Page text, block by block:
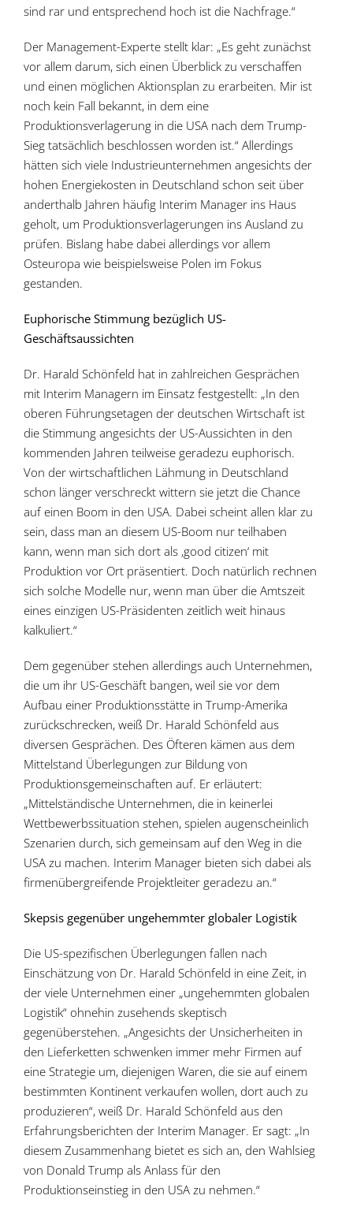
sind rar und entsprechend hoch ist die Nachfrage.“
Der Management-Experte stellt klar: „Es geht zunächst
vor allem darum, sich einen Überblick zu verschaffen
und einen möglichen Aktionsplan zu erarbeiten. Mir ist
noch kein Fall bekannt, in dem eine
Produktionsverlagerung in die USA nach dem Trump-
Sieg tatsächlich beschlossen worden ist.“ Allerdings
hätten sich viele Industrieunternehmen angesichts der
hohen Energiekosten in Deutschland schon seit über
anderthalb Jahren häufig Interim Manager ins Haus
geholt, um Produktionsverlagerungen ins Ausland zu
prüfen. Bislang habe dabei allerdings vor allem
Osteuropa wie beispielsweise Polen im Fokus
gestanden.
Euphorische Stimmung bezüglich US-
Geschäftsaussichten
Dr. Harald Schönfeld hat in zahlreichen Gesprächen
mit Interim Managern im Einsatz festgestellt: „In den
oberen Führungsetagen der deutschen Wirtschaft ist
die Stimmung angesichts der US-Aussichten in den
kommenden Jahren teilweise geradezu euphorisch.
Von der wirtschaftlichen Lähmung in Deutschland
schon länger verschreckt wittern sie jetzt die Chance
auf einen Boom in den USA. Dabei scheint allen klar zu
sein, dass man an diesem US-Boom nur teilhaben
kann, wenn man sich dort als ‚good citizen‘ mit
Produktion vor Ort präsentiert. Doch natürlich rechnen
sich solche Modelle nur, wenn man über die Amtszeit
eines einzigen US-Präsidenten zeitlich weit hinaus
kalkuliert.“
Dem gegenüber stehen allerdings auch Unternehmen,
die um ihr US-Geschäft bangen, weil sie vor dem
Aufbau einer Produktionsstätte in Trump-Amerika
zurückschrecken, weiß Dr. Harald Schönfeld aus
diversen Gesprächen. Des Öfteren kämen aus dem
Mittelstand Überlegungen zur Bildung von
Produktionsgemeinschaften auf. Er erläutert:
„Mittelständische Unternehmen, die in keinerlei
Wettbewerbssituation stehen, spielen augenscheinlich
Szenarien durch, sich gemeinsam auf den Weg in die
USA zu machen. Interim Manager bieten sich dabei als
firmenübergreifende Projektleiter geradezu an.“
Skepsis gegenüber ungehemmter globaler Logistik
Die US-spezifischen Überlegungen fallen nach
Einschätzung von Dr. Harald Schönfeld in eine Zeit, in
der viele Unternehmen einer „ungehemmten globalen
Logistik“ ohnehin zusehends skeptisch
gegenüberstehen. „Angesichts der Unsicherheiten in
den Lieferketten schwenken immer mehr Firmen auf
eine Strategie um, diejenigen Waren, die sie auf einem
bestimmten Kontinent verkaufen wollen, dort auch zu
produzieren“, weiß Dr. Harald Schönfeld aus den
Erfahrungsberichten der Interim Manager. Er sagt: „In
diesem Zusammenhang bietet es sich an, den Wahlsieg
von Donald Trump als Anlass für den
Produktionseinstieg in den USA zu nehmen.“